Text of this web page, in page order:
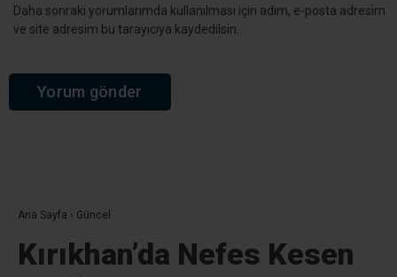
Daha sonraki yorumlarımda kullanılması için adım, e-posta adresim
ve site adresim bu tarayıcıya kaydedilsin.
Ana Sayfa › Güncel
Kırıkhan’da Nefes Kesen